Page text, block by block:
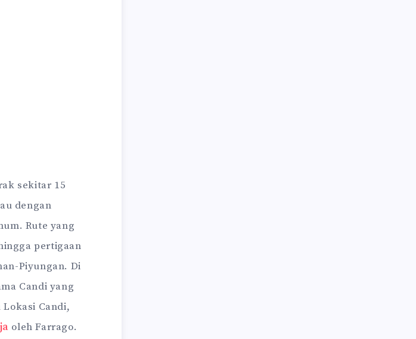
sekitar 15
dengan
Rute yang
pertigaan
Piyungan. Di
Candi yang
Candi,
oleh Farrago.